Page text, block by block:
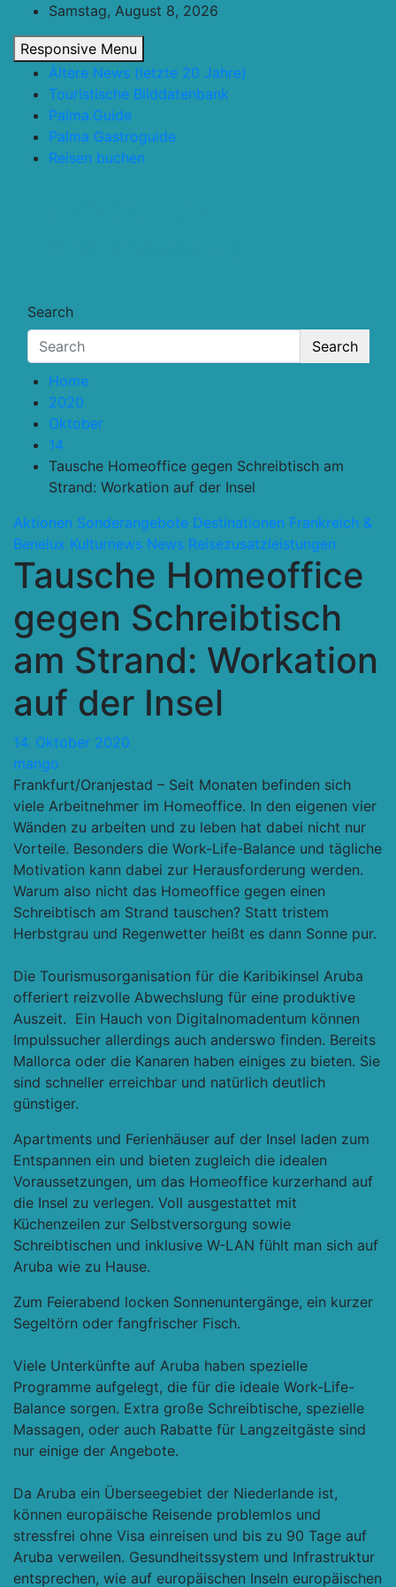
content
Samstag, August 8, 2026
Responsive Menu
Ältere News (letzte 20 Jahre)
Touristische Bilddatenbank
Palma.Guide
Palma Gastroguide
Reisen buchen
Search
Search
Home
2020
Oktober
14
Tausche Homeoffice gegen Schreibtisch am
Strand: Workation auf der Insel
Aktionen Sonderangebote Destinationen Frankreich &
Benelux Kulturnews News Reisezusatzleistungen
Tausche Homeoffice
gegen Schreibtisch
am Strand: Workation
auf der Insel
14. Oktober 2020
mango
Frankfurt/Oranjestad – Seit Monaten befinden sich
viele Arbeitnehmer im Homeoffice. In den eigenen vier
Wänden zu arbeiten und zu leben hat dabei nicht nur
Vorteile. Besonders die Work-Life-Balance und tägliche
Motivation kann dabei zur Herausforderung werden.
Warum also nicht das Homeoffice gegen einen
Schreibtisch am Strand tauschen? Statt tristem
Herbstgrau und Regenwetter heißt es dann Sonne pur.
Die Tourismusorganisation für die Karibikinsel Aruba
offeriert reizvolle Abwechslung für eine produktive
Auszeit. Ein Hauch von Digitalnomadentum können
Impulssucher allerdings auch anderswo finden. Bereits
Mallorca oder die Kanaren haben einiges zu bieten. Sie
sind schneller erreichbar und natürlich deutlich
günstiger.
Apartments und Ferienhäuser auf der Insel laden zum
Entspannen ein und bieten zugleich die idealen
Voraussetzungen, um das Homeoffice kurzerhand auf
die Insel zu verlegen. Voll ausgestattet mit
Küchenzeilen zur Selbstversorgung sowie
Schreibtischen und inklusive W-LAN fühlt man sich auf
Aruba wie zu Hause.
Zum Feierabend locken Sonnenuntergänge, ein kurzer
Segeltörn oder fangfrischer Fisch.
Viele Unterkünfte auf Aruba haben spezielle
Programme aufgelegt, die für die ideale Work-Life-
Balance sorgen. Extra große Schreibtische, spezielle
Massagen, oder auch Rabatte für Langzeitgäste sind
nur einige der Angebote.
Da Aruba ein Überseegebiet der Niederlande ist,
können europäische Reisende problemlos und
stressfrei ohne Visa einreisen und bis zu 90 Tage auf
Aruba verweilen. Gesundheitssystem und Infrastruktur
entsprechen, wie auf europäischen Inseln europäischen